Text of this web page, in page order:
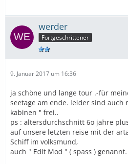
werder
Fortgeschrittener
9. Januar 2017 um 16:36
ja schöne und lange tour .-für
seetage am ende. leider sind auch
kabinen " frei..
ps : altersdurchschnitt 6o jahre
auf unsere letzten reise mit der
Schiff im volksmund,
auch " Edit Mod " ( spass )